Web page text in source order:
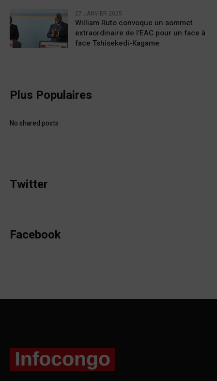
27 JANVIER 2025
William Ruto convoque un sommet
extraordinaire de l’EAC pour un face à
face Tshisekedi-Kagame
Plus Populaires
No shared posts
Twitter
Facebook